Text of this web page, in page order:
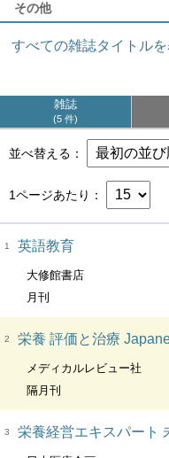
その他
すべての雑誌タイトル
雑誌
5 件
並べ替える
1ページあたり
1 英語教育
大修館書店
月刊
2 栄養 評価と治療 Japanese
メディカルレビュー社
隔月刊
3 栄養経営エキスパート 未来を拓く栄養経営士のためのスキルアッ